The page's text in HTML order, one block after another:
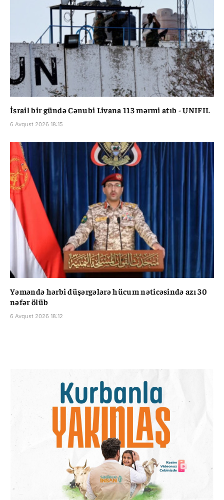
İsrail bir gündə Cənubi Livana 113 mərmi atıb - UNIFIL
6 Avqust 2026 18:15
Yəməndə hərbi düşərgələrə hücum nəticəsində azı 30
nəfər ölüb
6 Avqust 2026 18:12